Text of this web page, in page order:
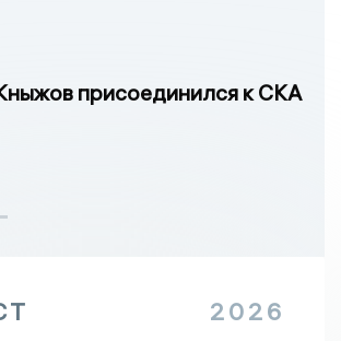
присоединился к СКА
2026